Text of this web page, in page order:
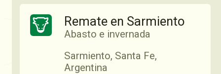
Remate en Sarmiento
Abasto e invernada
Sarmiento, Santa Fe,
Argentina